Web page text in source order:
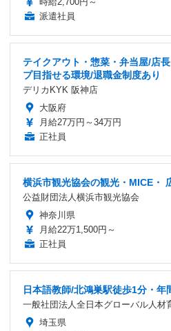
派遣社員
テイクアウト・惣菜・弁当屋/店
プ目指せる環境/退職金制度あり
デリカKYK 阪神店
大阪府
月給27万円～34万円
正社員
横浜市観光協会の観光・MICE・
公益財団法人横浜市観光協会
神奈川県
月給22万1,500円～
正社員
日本語教師/北鴻巣駅徒歩1分・
一般社団法人全日本グローバル人材
埼玉県